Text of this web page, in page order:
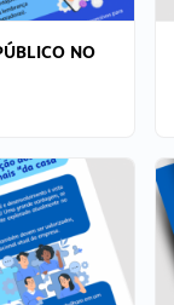
NO